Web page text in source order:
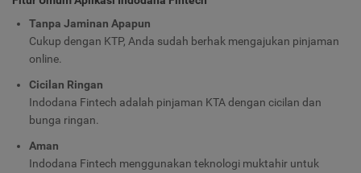
Tanpa Jaminan Apapun
Cukup dengan KTP, Anda sudah berhak mengajukan pinjaman
online.
Cicilan Ringan
Indodana Fintech adalah pinjaman KTA dengan cicilan dan
bunga ringan.
Aman
Indodana Fintech menggunakan teknologi muktahir untuk